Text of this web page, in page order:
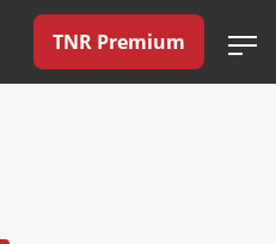
TNR Premium